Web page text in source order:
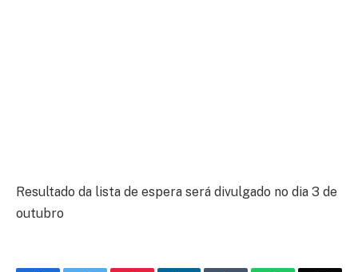
Resultado da lista de espera será divulgado no dia 3 de
outubro